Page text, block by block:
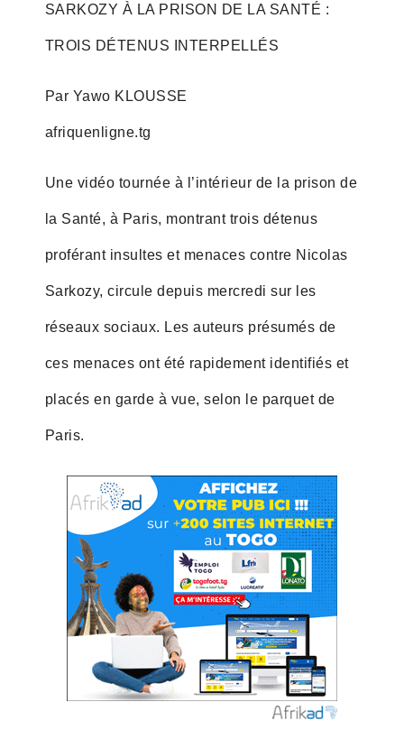
SARKOZY À LA PRISON DE LA SANTÉ :
TROIS DÉTENUS INTERPELLÉS
Par Yawo KLOUSSE
afriquenligne.tg
Une vidéo tournée à l’intérieur de la prison de
la Santé, à Paris, montrant trois détenus
proférant insultes et menaces contre Nicolas
Sarkozy, circule depuis mercredi sur les
réseaux sociaux. Les auteurs présumés de
ces menaces ont été rapidement identifiés et
placés en garde à vue, selon le parquet de
Paris.